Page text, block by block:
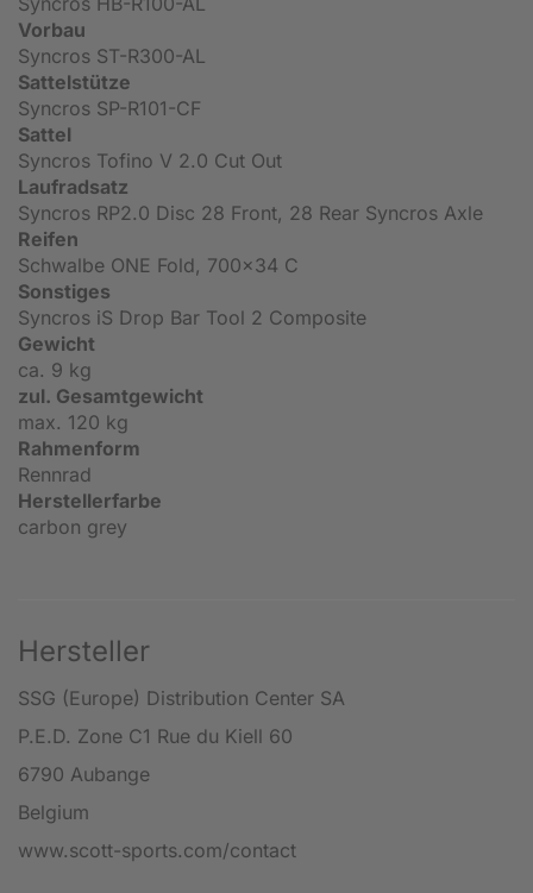
Vorbau
Syncros ST-R300-AL
Sattelstütze
Syncros SP-R101-CF
Sattel
Syncros Tofino V 2.0 Cut Out
Laufradsatz
Syncros RP2.0 Disc 28 Front, 28 Rear Syncros Axle
Reifen
Schwalbe ONE Fold, 700x34 C
Sonstiges
Syncros iS Drop Bar Tool 2 Composite
Gewicht
ca. 9 kg
zul. Gesamtgewicht
max. 120 kg
Rahmenform
Rennrad
Herstellerfarbe
carbon grey
Hersteller
SSG (Europe) Distribution Center SA
P.E.D. Zone C1 Rue du Kiell 60
6790 Aubange
Belgium
www.scott-sports.com/contact